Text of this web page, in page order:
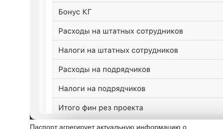
Паспорт агрегирует актуальную информацию о